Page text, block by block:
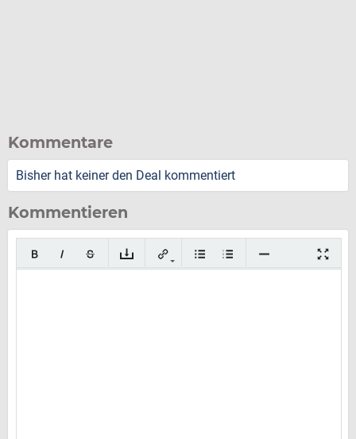
Kommentare
Bisher hat keiner den Deal kommentiert
Kommentieren